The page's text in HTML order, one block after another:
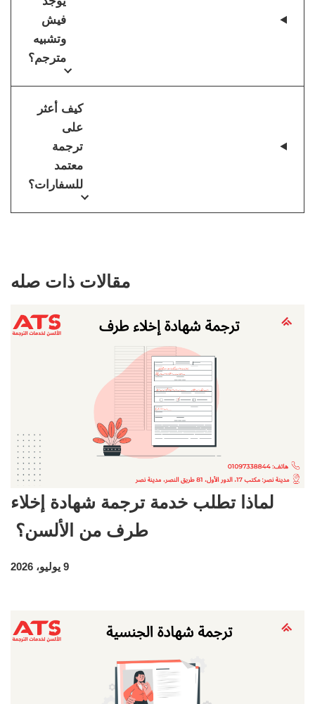
فيش
وتشبيه
مترجم؟
كيف أعثر
على
ترجمة
معتمد
للسفارات؟
مقالات ذات صله
لماذا تطلب خدمة ترجمة شهادة إخلاء
طرف من الألسن؟
9 يوليو، 2026